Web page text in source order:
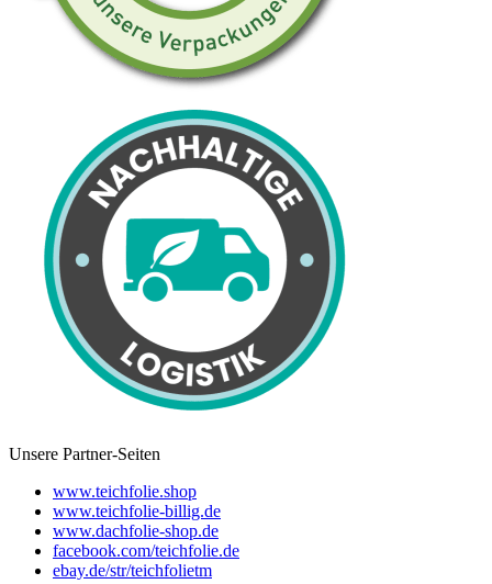
Unsere Partner-Seiten
www.teichfolie.shop
www.teichfolie-billig.de
www.dachfolie-shop.de
facebook.com/teichfolie.de
ebay.de/str/teichfolietm